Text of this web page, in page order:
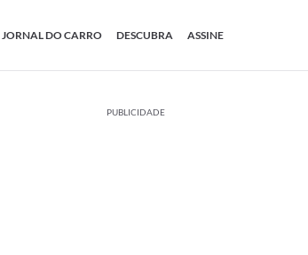
JORNAL DO CARRO DESCUBRA ASSINE
PUBLICIDADE